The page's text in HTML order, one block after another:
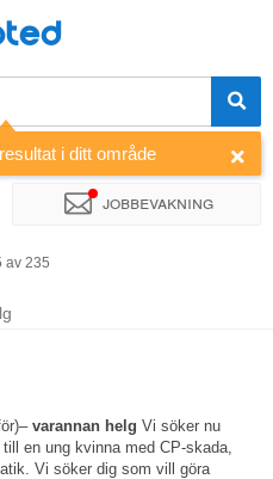
i ditt område
Jobbevakning
av 235
varannan helg Vi söker nu
en ung kvinna med CP-skada,
Vi söker dig som vill göra